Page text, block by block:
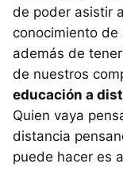
de poder asistir
conocimiento de
además de
de nuestros
educación a
Quien vaya
distancia
puede hacer es